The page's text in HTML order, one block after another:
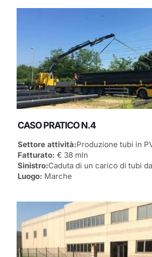
CASO PRATICO N.4
Settore attività:Produzione tubi in
Fatturato: € 38 mln
Sinistro:Caduta di un carico di tubi
Luogo: Marche